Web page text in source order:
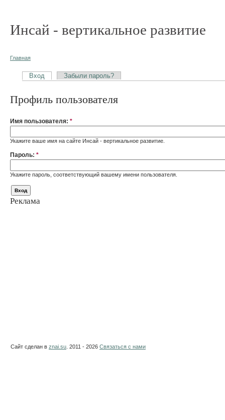
Инсай - вертикальное развитие
Главная
Вход Забыли пароль?
Профиль пользователя
Имя пользователя: *
Укажите ваше имя на сайте Инсай - вертикальное развитие.
Пароль: *
Укажите пароль, соответствующий вашему имени пользователя.
Реклама
Сайт сделан в znai.su . 2011 - 2026 Связаться с нами